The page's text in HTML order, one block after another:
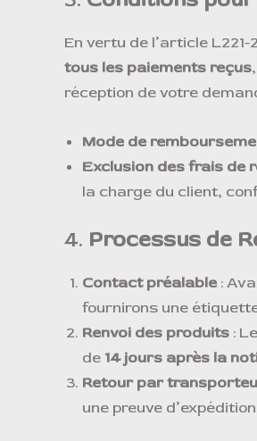
En vertu de l’article
tous les paiements reçus
réception de votre
Mode de
Exclusion des frais de
la charge du client,
4. Processus de
Contact préalable :
fournirons une
Renvoi des produits :
de 14 jours après la
Retour par
une preuve